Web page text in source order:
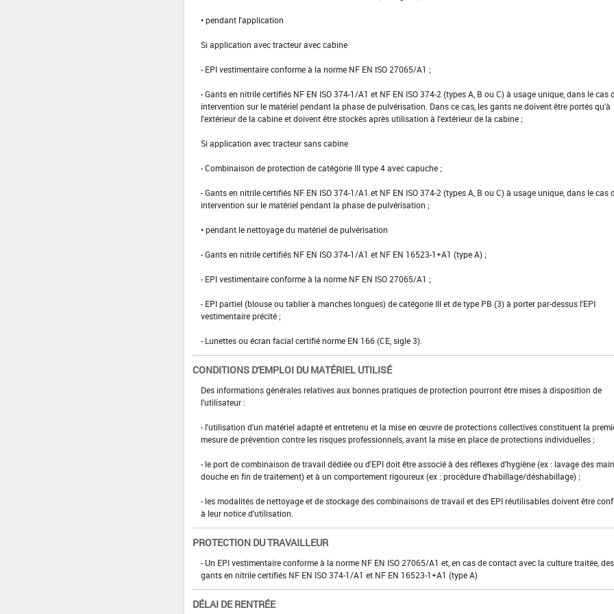
• pendant l'application
Si application avec tracteur avec cabine
- EPI vestimentaire conforme à la norme NF EN ISO 27065/A1 ;
- Gants en nitrile certifiés NF EN ISO 374-1/A1 et NF EN ISO 374-2 (types A, B ou C) à usage unique, dans le cas
intervention sur le matériel pendant la phase de pulvérisation. Dans ce cas, les gants ne doivent être portés qu'à
l'extérieur de la cabine et doivent être stockés après utilisation à l'extérieur de la cabine ;
Si application avec tracteur sans cabine
- Combinaison de protection de catégorie III type 4 avec capuche ;
- Gants en nitrile certifiés NF EN ISO 374-1/A1 et NF EN ISO 374-2 (types A, B ou C) à usage unique, dans le cas
intervention sur le matériel pendant la phase de pulvérisation ;
• pendant le nettoyage du matériel de pulvérisation
- Gants en nitrile certifiés NF EN ISO 374-1/A1 et NF EN 16523-1+A1 (type A) ;
- EPI vestimentaire conforme à la norme NF EN ISO 27065/A1 ;
- EPI partiel (blouse ou tablier à manches longues) de catégorie III et de type PB (3) à porter par-dessus l'EPI
vestimentaire précité ;
- Lunettes ou écran facial certifié norme EN 166 (CE, sigle 3).
CONDITIONS D'EMPLOI DU MATÉRIEL UTILISÉ
Des informations générales relatives aux bonnes pratiques de protection pourront être mises à disposition de
l'utilisateur :
- l'utilisation d'un matériel adapté et entretenu et la mise en œuvre de protections collectives constituent la
mesure de prévention contre les risques professionnels, avant la mise en place de protections individuelles ;
- le port de combinaison de travail dédiée ou d'EPI doit être associé à des réflexes d'hygiène (ex : lavage des
douche en fin de traitement) et à un comportement rigoureux (ex : procédure d'habillage/déshabillage) ;
- les modalités de nettoyage et de stockage des combinaisons de travail et des EPI réutilisables doivent être
à leur notice d'utilisation.
PROTECTION DU TRAVAILLEUR
- Un EPI vestimentaire conforme à la norme NF EN ISO 27065/A1 et, en cas de contact avec la culture traitée, des
gants en nitrile certifiés NF EN ISO 374-1/A1 et NF EN 16523-1+A1 (type A)
DÉLAI DE RENTRÉE